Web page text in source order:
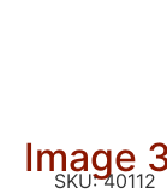
Image
SKU: 40112